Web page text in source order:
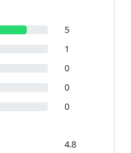
5
1
0
0
0
4.8